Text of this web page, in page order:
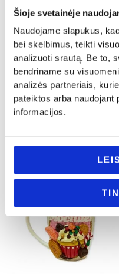
Šioje svetainėje
Naudojame slapukus,
bei skelbimus, teikti
analizuoti srautą. Be to,
bendriname su
analizės partneriais,
pateiktos arba naudojant
informacijos.
Kalėdinės dovanos
Grybukas gliaudyti riešutams
stebuklu”
5.00€
Į KREPŠELĮ